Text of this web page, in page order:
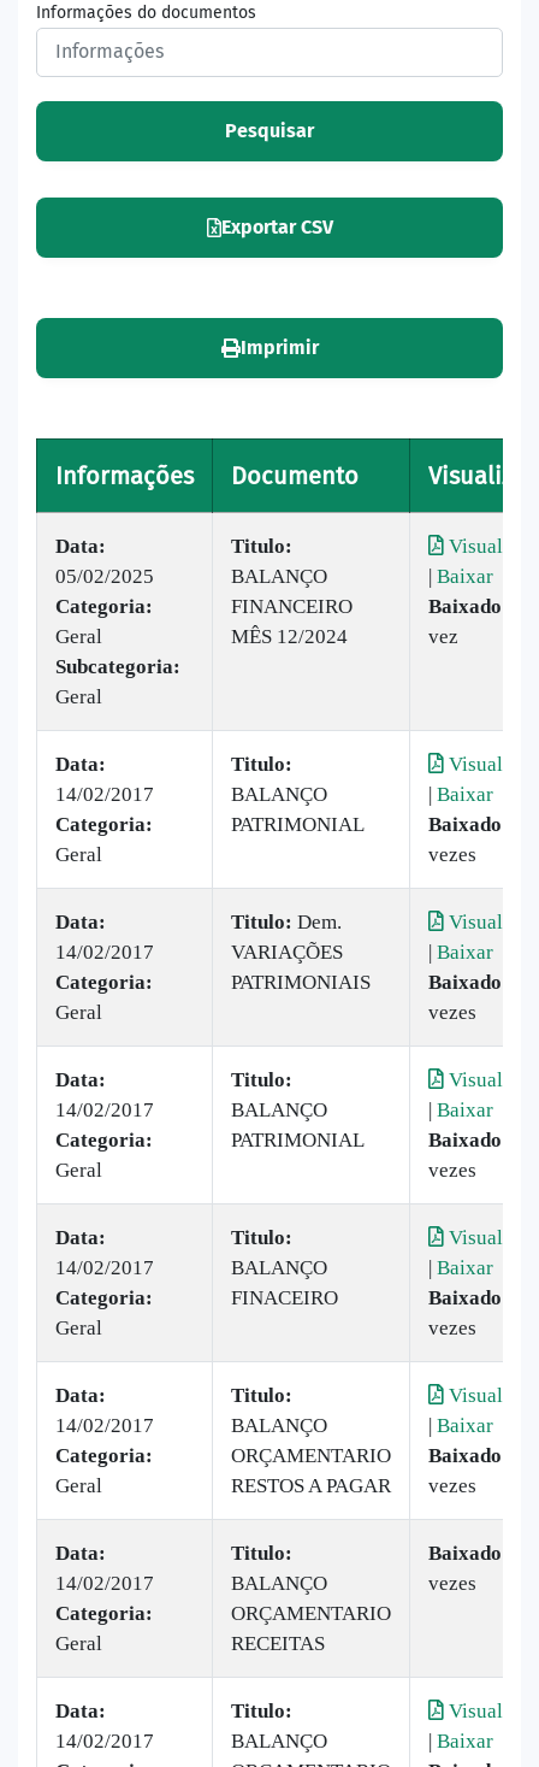
Informações do documentos
Pesquisar
Exportar CSV
Imprimir
Informações Documento Visualizar
Data:
05/02/2025
Categoria:
Geral
Subcategoria:
Geral
Titulo:
BALANÇO
FINANCEIRO
MÊS 12/2024
Visualizar
| Baixar
Baixado:
vez
Data:
14/02/2017
Categoria:
Geral
Titulo:
BALANÇO
PATRIMONIAL
Visualizar
| Baixar
Baixado:
vezes
Data:
14/02/2017
Categoria:
Geral
Titulo: Dem.
VARIAÇÕES
PATRIMONIAIS
Visualizar
| Baixar
Baixado:
vezes
Data:
14/02/2017
Categoria:
Geral
Titulo:
BALANÇO
PATRIMONIAL
Visualizar
| Baixar
Baixado:
vezes
Data:
14/02/2017
Categoria:
Geral
Titulo:
BALANÇO
FINACEIRO
Visualizar
| Baixar
Baixado:
vezes
Data:
14/02/2017
Categoria:
Geral
Titulo:
BALANÇO
ORÇAMENTARIO
RESTOS A PAGAR
Visualizar
| Baixar
Baixado:
vezes
Data:
14/02/2017
Categoria:
Geral
Titulo:
BALANÇO
ORÇAMENTARIO
RECEITAS
Baixado:
vezes
Data:
14/02/2017
Titulo:
BALANÇO
Visualizar
| Baixar